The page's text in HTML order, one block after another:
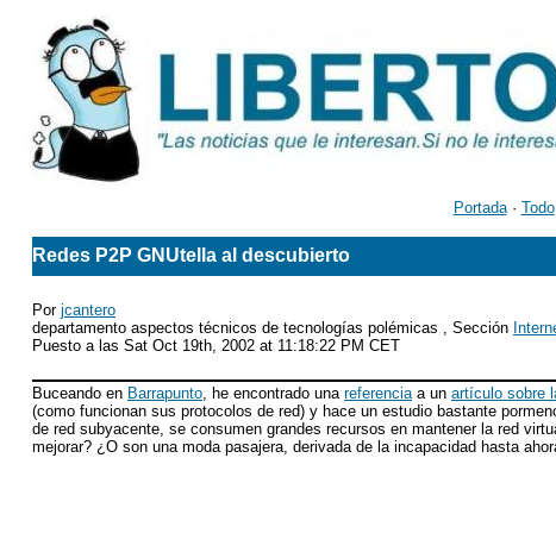
Portada· Todo
Redes P2P GNUtella al descubierto
Por jcantero
departamento aspectos técnicos de tecnologías polémicas , Sección
Puesto a las Sat Oct 19th, 2002 at 11:18:22 PM CET
Buceando en Barrapunto, he encontrado una referenciaa un artículo sobre
(como funcionan sus protocolos de red) y hace un estudio bastante
de red subyacente, se consumen grandes recursos en mantener la red
mejorar? ¿O son una moda pasajera, derivada de la incapacidad hasta